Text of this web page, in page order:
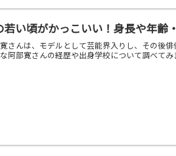
若い頃がかっこいい！身長や年齢
さんは、モデルとして芸能界入りし、その後
阿部寛さんの経歴や出身学校について調べて